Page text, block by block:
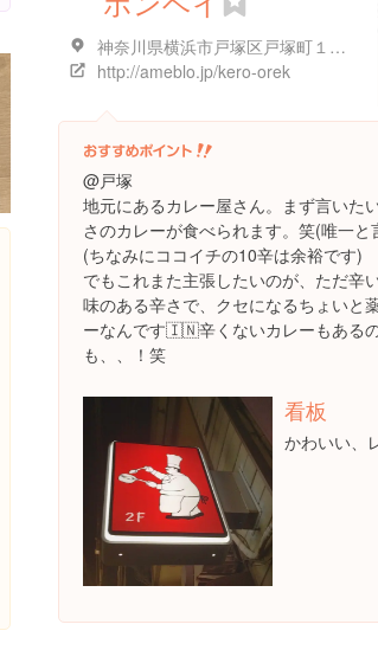
神奈川県横浜市戸塚区戸塚町１２０ 斉藤ビル
http://ameblo.jp/kero-orek
@戸塚
地元にあるカレー屋さん。まず言いた
さのカレーが食べられます。笑(唯一
(ちなみにココイチの10辛は余裕です)
でもこれまた主張したいのが、ただ辛
味のある辛さで、クセになるちょいと
ーなんです🇮🇳辛くないカレーもある
も、、！笑
看板
かわいい、